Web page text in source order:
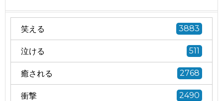
笑える 3883
泣ける 511
癒される 2768
衝撃 2490